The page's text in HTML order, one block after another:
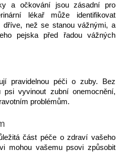
a očkování jsou zásadní pro
lékař může identifikovat
dříve, než se stanou vážnými, a
pejska před řadou vážných
pravidelnou péči o zuby. Bez
vyvinout zubní onemocnění,
problémům.
část péče o zdraví vašeho
mohou vašemu psovi způsobit